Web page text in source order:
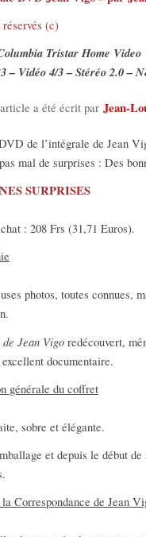
(c)
Tristar Home Video
– Vidéo 4/3 – Stéréo 2.0 –
a été écrit par Jean-
de l’intégrale de Jean
mal de surprises : Des
SURPRISES
: 208 Frs (31,71 Euros).
photos, toutes connues,
Jean Vigo redécouvert,
documentaire.
générale du coffret
sobre et élégante.
et depuis le début
Correspondance de Jean